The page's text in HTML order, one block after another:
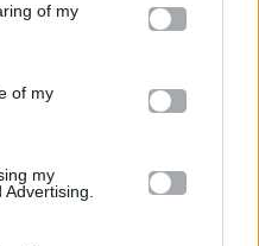
uses one or more Google
information including but
You may click to
and its third-party tags to
of my
of my
my